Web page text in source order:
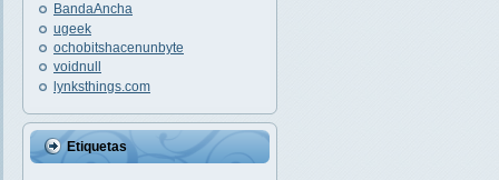
BandaAncha
ugeek
ochobitshacenunbyte
voidnull
lynksthings.com
Etiquetas